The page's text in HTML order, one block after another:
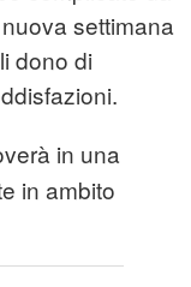
settimana
dono di
in una
in ambito